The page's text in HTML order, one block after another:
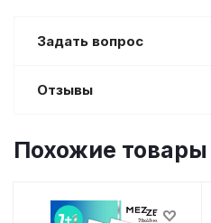
Задать вопрос
Отзывы
Похожие товары